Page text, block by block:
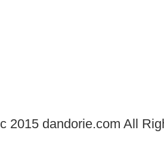
c 2015 dandorie.com All